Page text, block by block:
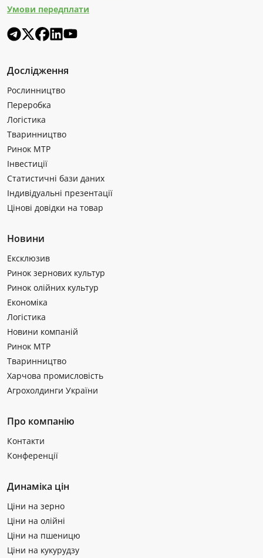
Умови передплати
Дослідження
Рослинництво
Переробка
Логістика
Тваринництво
Ринок МТР
Інвестиції
Статистичні бази даних
Індивідуальні презентації
Цінові довідки на товар
Новини
Ексклюзив
Ринок зернових культур
Ринок олійних культур
Економіка
Логістика
Новини компаній
Ринок МТР
Тваринництво
Харчова промисловість
Агрохолдинги України
Про компанію
Контакти
Конференції
Динаміка цін
Ціни на зерно
Ціни на олійні
Ціни на пшеницю
Ціни на кукурудзу